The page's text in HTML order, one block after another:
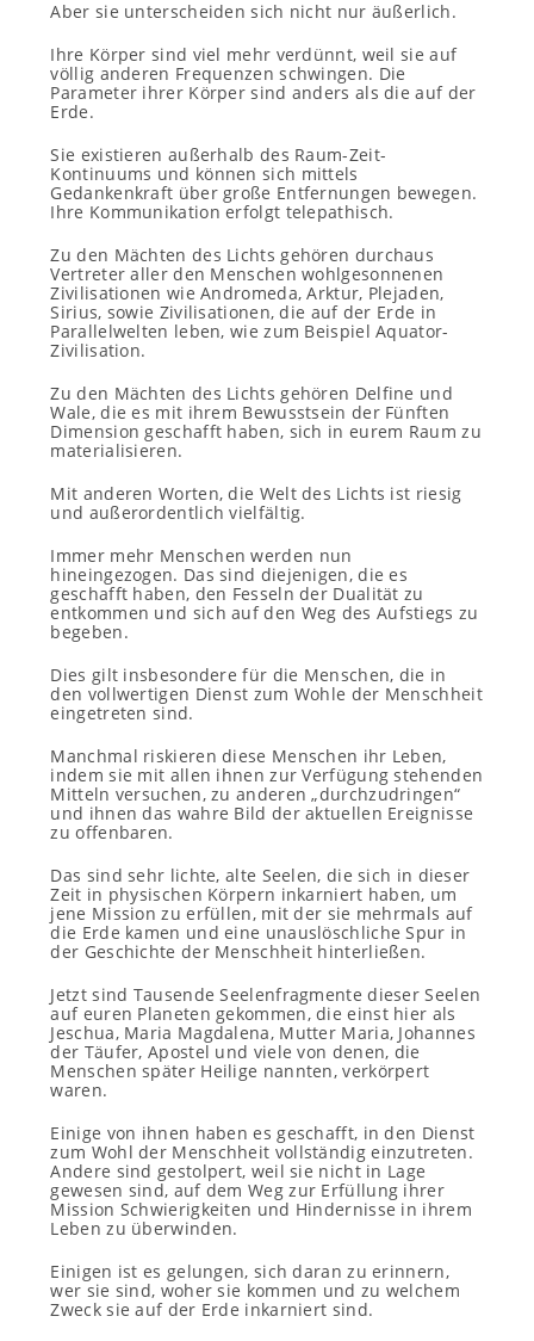
Aber sie unterscheiden sich nicht nur äußerlich.
Ihre Körper sind viel mehr verdünnt, weil sie auf
völlig anderen Frequenzen schwingen. Die
Parameter ihrer Körper sind anders als die auf der
Erde.
Sie existieren außerhalb des Raum-Zeit-
Kontinuums und können sich mittels
Gedankenkraft über große Entfernungen bewegen.
Ihre Kommunikation erfolgt telepathisch.
Zu den Mächten des Lichts gehören durchaus
Vertreter aller den Menschen wohlgesonnenen
Zivilisationen wie Andromeda, Arktur, Plejaden,
Sirius, sowie Zivilisationen, die auf der Erde in
Parallelwelten leben, wie zum Beispiel Aquator-
Zivilisation.
Zu den Mächten des Lichts gehören Delfine und
Wale, die es mit ihrem Bewusstsein der Fünften
Dimension geschafft haben, sich in eurem Raum zu
materialisieren.
Mit anderen Worten, die Welt des Lichts ist riesig
und außerordentlich vielfältig.
Immer mehr Menschen werden nun
hineingezogen. Das sind diejenigen, die es
geschafft haben, den Fesseln der Dualität zu
entkommen und sich auf den Weg des Aufstiegs zu
begeben.
Dies gilt insbesondere für die Menschen, die in
den vollwertigen Dienst zum Wohle der Menschheit
eingetreten sind.
Manchmal riskieren diese Menschen ihr Leben,
indem sie mit allen ihnen zur Verfügung stehenden
Mitteln versuchen, zu anderen „durchzudringen“
und ihnen das wahre Bild der aktuellen Ereignisse
zu offenbaren.
Das sind sehr lichte, alte Seelen, die sich in dieser
Zeit in physischen Körpern inkarniert haben, um
jene Mission zu erfüllen, mit der sie mehrmals auf
die Erde kamen und eine unauslöschliche Spur in
der Geschichte der Menschheit hinterließen.
Jetzt sind Tausende Seelenfragmente dieser Seelen
auf euren Planeten gekommen, die einst hier als
Jeschua, Maria Magdalena, Mutter Maria, Johannes
der Täufer, Apostel und viele von denen, die
Menschen später Heilige nannten, verkörpert
waren.
Einige von ihnen haben es geschafft, in den Dienst
zum Wohl der Menschheit vollständig einzutreten.
Andere sind gestolpert, weil sie nicht in Lage
gewesen sind, auf dem Weg zur Erfüllung ihrer
Mission Schwierigkeiten und Hindernisse in ihrem
Leben zu überwinden.
Einigen ist es gelungen, sich daran zu erinnern,
wer sie sind, woher sie kommen und zu welchem
Zweck sie auf der Erde inkarniert sind.